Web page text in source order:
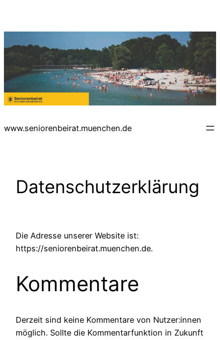
www.seniorenbeirat.muenchen.de
Datenschutzerklärung
Die Adresse unserer Website ist:
https://seniorenbeirat.muenchen.de.
Kommentare
Derzeit sind keine Kommentare von Nutzer:innen
möglich. Sollte die Kommentarfunktion in Zukunft